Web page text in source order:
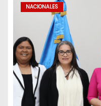
NACIONALES